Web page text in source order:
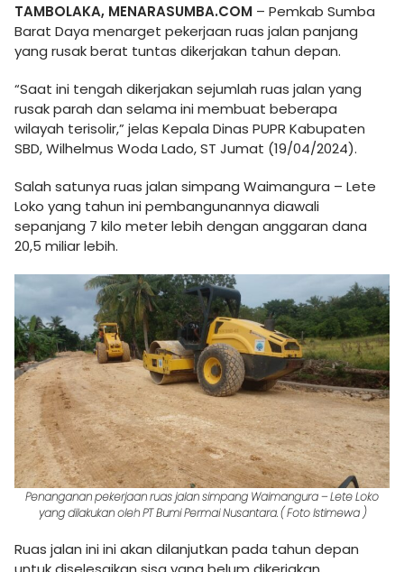
TAMBOLAKA, MENARASUMBA.COM – Pemkab Sumba
Barat Daya menarget pekerjaan ruas jalan panjang
yang rusak berat tuntas dikerjakan tahun depan.
“Saat ini tengah dikerjakan sejumlah ruas jalan yang
rusak parah dan selama ini membuat beberapa
wilayah terisolir,” jelas Kepala Dinas PUPR Kabupaten
SBD, Wilhelmus Woda Lado, ST Jumat (19/04/2024).
Salah satunya ruas jalan simpang Waimangura – Lete
Loko yang tahun ini pembangunannya diawali
sepanjang 7 kilo meter lebih dengan anggaran dana
20,5 miliar lebih.
Penanganan pekerjaan ruas jalan simpang Waimangura – Lete Loko
yang dilakukan oleh PT Bumi Permai Nusantara. ( Foto Istimewa )
Ruas jalan ini ini akan dilanjutkan pada tahun depan